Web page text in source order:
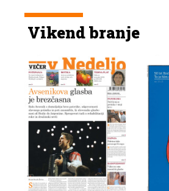
Vikend branje